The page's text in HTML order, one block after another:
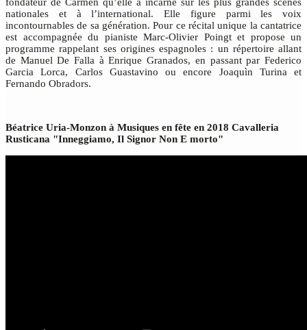
nationales et à l’international. Elle figure parmi les voix
incontournables de sa génération. Pour ce récital unique la cantatrice
est accompagnée du pianiste Marc-Olivier Poingt et propose un
programme rappelant ses origines espagnoles : un répertoire allant
de Manuel De Falla à Enrique Granados, en passant par Federico
Garcia Lorca, Carlos Guastavino ou encore Joaquìn Turina et
Fernando Obradors.
Béatrice Uria-Monzon à Musiques en fête en 2018 Cavalleria
Rusticana "Inneggiamo, Il Signor Non E morto"